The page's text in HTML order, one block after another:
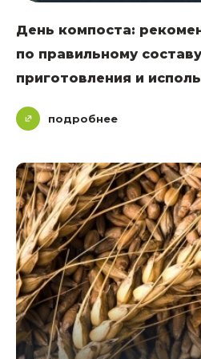
День компоста:
по правильному
приготовления и
подробнее